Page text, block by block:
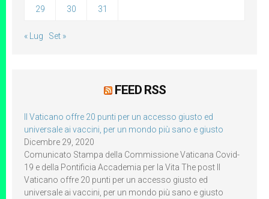
29 30 31
« Lug Set »
FEED RSS
Il Vaticano offre 20 punti per un accesso giusto ed
universale ai vaccini, per un mondo più sano e giusto
Dicembre 29, 2020
Comunicato Stampa della Commissione Vaticana Covid-
19 e della Pontificia Accademia per la Vita The post Il
Vaticano offre 20 punti per un accesso giusto ed
universale ai vaccini, per un mondo più sano e giusto